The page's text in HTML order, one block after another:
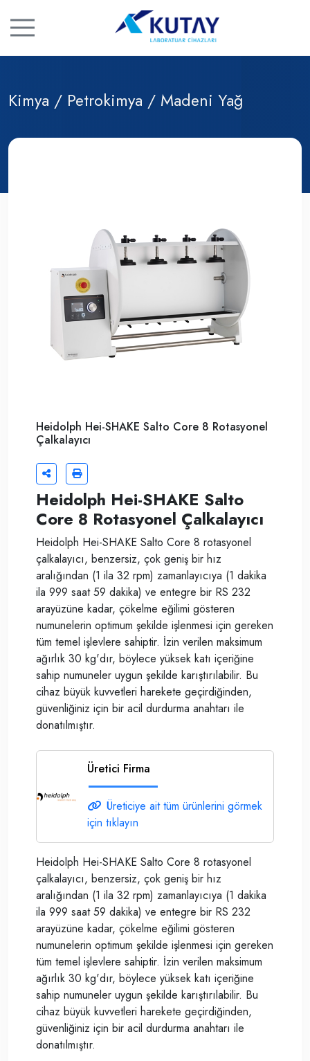
Kimya / Petrokimya / Madeni Yağ
Heidolph Hei-SHAKE Salto Core 8 Rotasyonel
Çalkalayıcı
Heidolph Hei-SHAKE Salto
Core 8 Rotasyonel Çalkalayıcı
Heidolph Hei-SHAKE Salto Core 8 rotasyonel
çalkalayıcı, benzersiz, çok geniş bir hız
aralığından (1 ila 32 rpm) zamanlayıcıya (1 dakika
ila 999 saat 59 dakika) ve entegre bir RS 232
arayüzüne kadar, çökelme eğilimi gösteren
numunelerin optimum şekilde işlenmesi için gereken
tüm temel işlevlere sahiptir. İzin verilen maksimum
ağırlık 30 kg'dır, böylece yüksek katı içeriğine
sahip numuneler uygun şekilde karıştırılabilir. Bu
cihaz büyük kuvvetleri harekete geçirdiğinden,
güvenliğiniz için bir acil durdurma anahtarı ile
donatılmıştır.
Üretici Firma
Üreticiye ait tüm ürünlerini görmek
için tıklayın
Heidolph Hei-SHAKE Salto Core 8 rotasyonel
çalkalayıcı, benzersiz, çok geniş bir hız
aralığından (1 ila 32 rpm) zamanlayıcıya (1 dakika
ila 999 saat 59 dakika) ve entegre bir RS 232
arayüzüne kadar, çökelme eğilimi gösteren
numunelerin optimum şekilde işlenmesi için gereken
tüm temel işlevlere sahiptir. İzin verilen maksimum
ağırlık 30 kg'dır, böylece yüksek katı içeriğine
sahip numuneler uygun şekilde karıştırılabilir. Bu
cihaz büyük kuvvetleri harekete geçirdiğinden,
güvenliğiniz için bir acil durdurma anahtarı ile
donatılmıştır.